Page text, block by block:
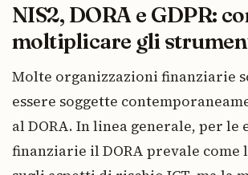
NIS2, DORA e GDPR:
moltiplicare gli
Molte organizzazioni finanziarie
essere soggette
al DORA. In linea generale, per le
finanziarie il DORA prevale come